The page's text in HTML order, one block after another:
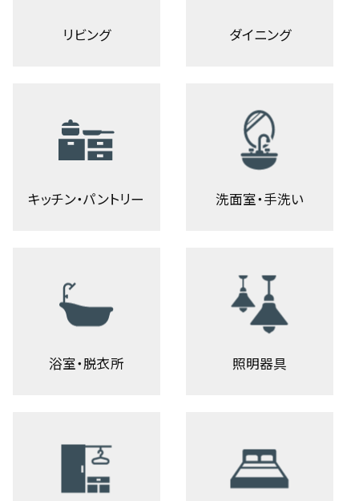
リビング ダイニング
キッチン・パントリー 洗面室・手洗い
浴室・脱衣所 照明器具